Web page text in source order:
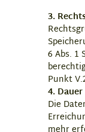
3.
6 Abs. 1
Punkt
4.
Die